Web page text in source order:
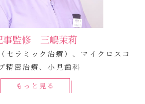
事監修 三嶋茉莉
セラミック治療）、マイクロスコ
精密治療、小児歯科
もっと見る